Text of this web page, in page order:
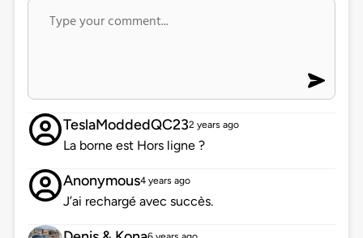
TeslaModdedQC232 years ago
La borne est Hors ligne ?
Anonymous4 years ago
J’ai rechargé avec succès.